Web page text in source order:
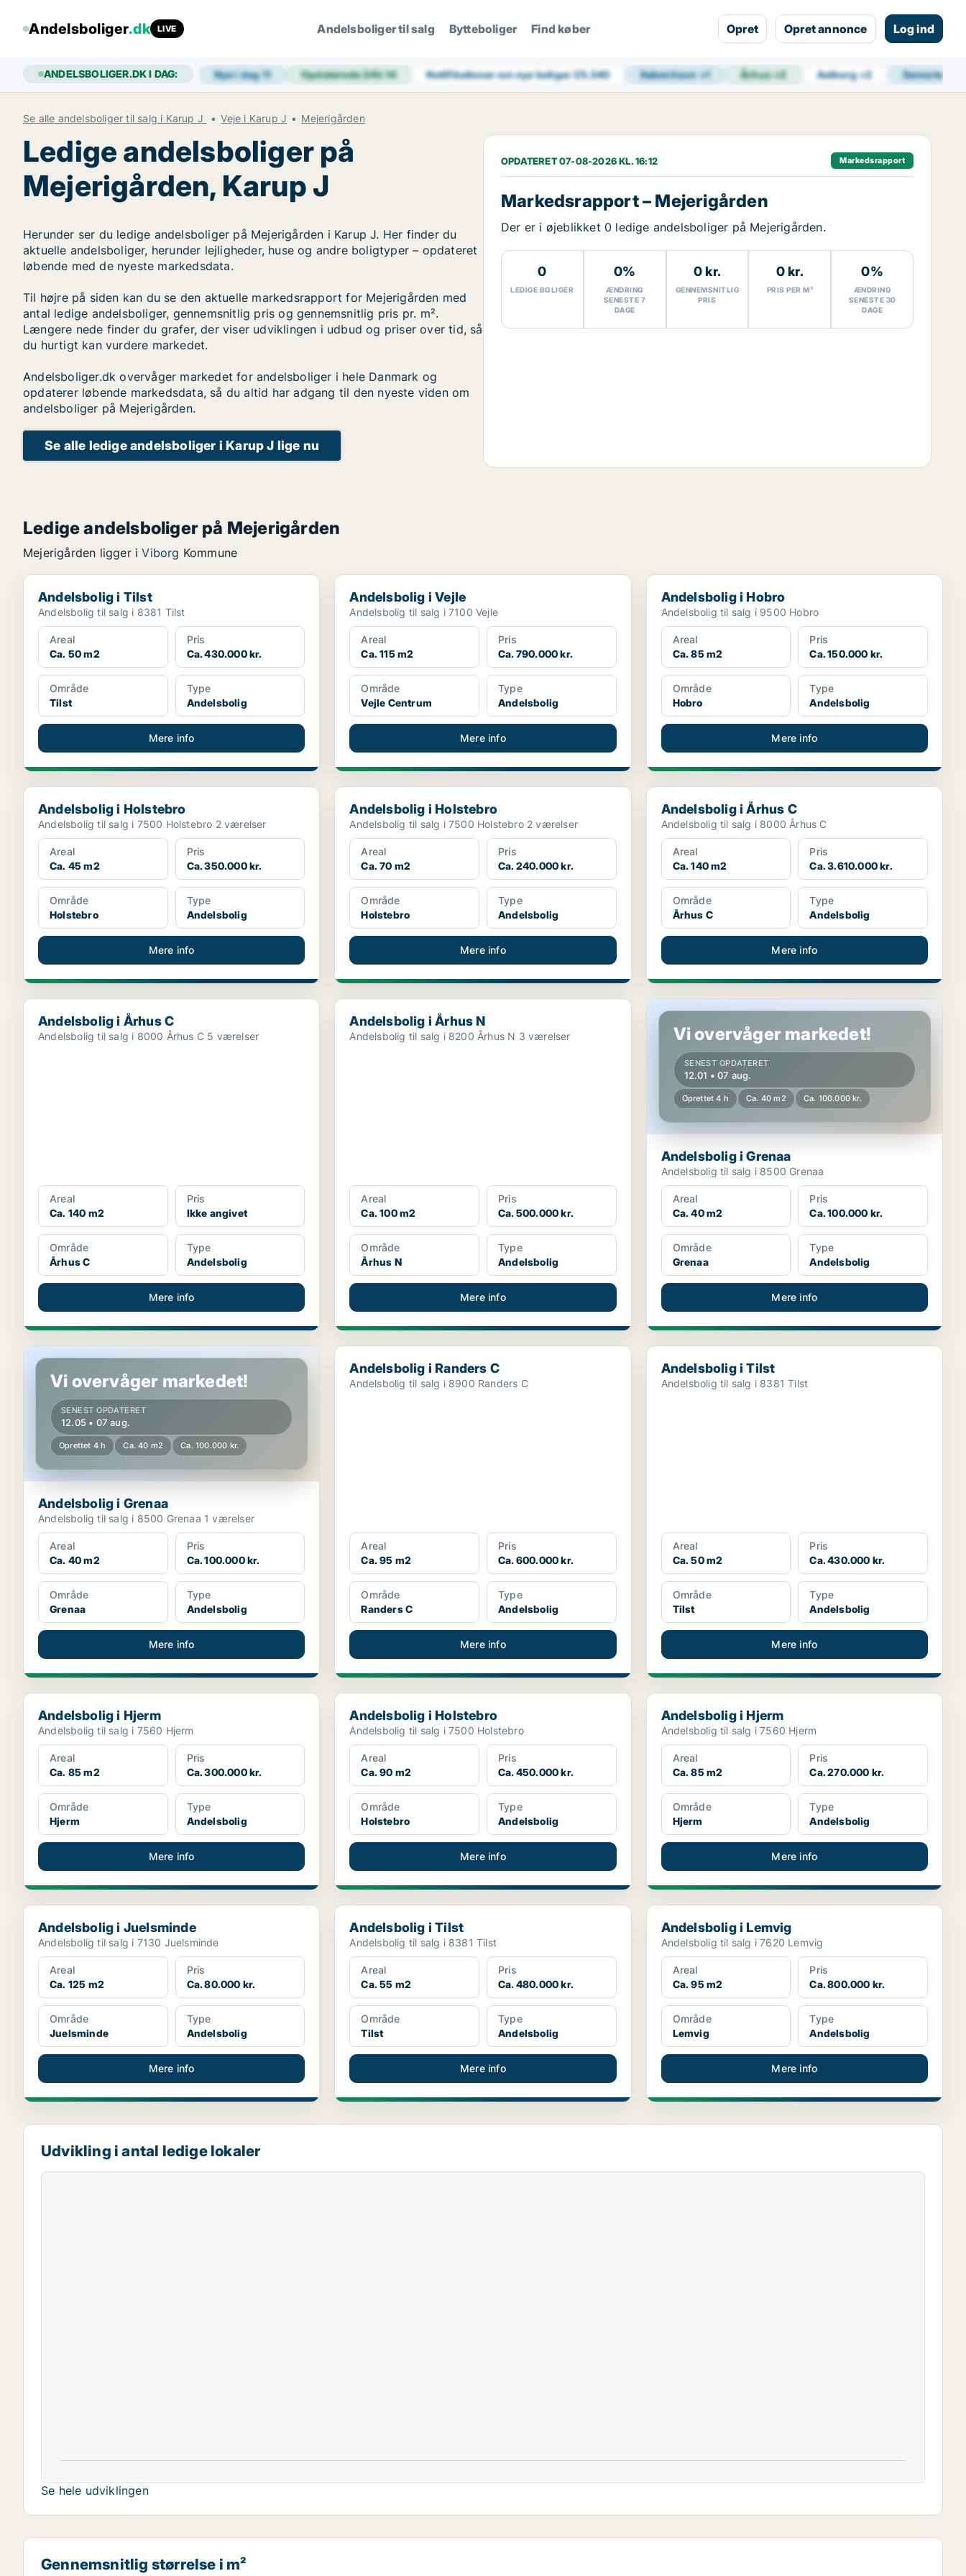
Andelsboliger.dk LIVE Andelsboliger til salg Bytteboliger Find køber Opret Opret annonce Log ind
ANDELSBOLIGER.DK I DAG: Nye i dag11 Opdaterede 24h14 Notifikationer om nye boliger25.340 København+1 Århus+2 Aalborg+2 Seneste
Se alle andelsboliger til salg i Karup J Veje i Karup J Mejerigården
Ledige andelsboliger på
Mejerigården, Karup J
Herunder ser du ledige andelsboliger på Mejerigården i Karup J. Her finder du
aktuelle andelsboliger, herunder lejligheder, huse og andre boligtyper – opdateret
løbende med de nyeste markedsdata.
Til højre på siden kan du se den aktuelle markedsrapport for Mejerigården med
antal ledige andelsboliger, gennemsnitlig pris og gennemsnitlig pris pr. m².
Længere nede finder du grafer, der viser udviklingen i udbud og priser over tid, så
du hurtigt kan vurdere markedet.
Andelsboliger.dk overvåger markedet for andelsboliger i hele Danmark og
opdaterer løbende markedsdata, så du altid har adgang til den nyeste viden om
andelsboliger på Mejerigården.
Se alle ledige andelsboliger i Karup J lige nu
OPDATERET 07-08-2026 KL. 16:12 Markedsrapport
Markedsrapport – Mejerigården
Der er i øjeblikket 0 ledige andelsboliger på Mejerigården.
0
LEDIGE BOLIGER
0%
ÆNDRING
SENESTE 7
DAGE
0 kr.
GENNEMSNITLIG
PRIS
0 kr.
PRIS PER M²
0%
ÆNDRING
SENESTE 30
DAGE
Ledige andelsboliger på Mejerigården
Mejerigården ligger iViborg Kommune
Andelsbolig i Tilst
Andelsbolig i Tilst
Andelsbolig til salg i 8381 Tilst
Areal
Ca. 50 m2
Pris
Ca. 430.000 kr.
Område
Tilst
Type
Andelsbolig
Mere info
Andelsbolig i Vejle
Andelsbolig i Vejle
Andelsbolig til salg i 7100 Vejle
Areal
Ca. 115 m2
Pris
Ca. 790.000 kr.
Område
Vejle Centrum
Type
Andelsbolig
Mere info
Andelsbolig i Hobro
Andelsbolig i Hobro
Andelsbolig til salg i 9500 Hobro
Areal
Ca. 85 m2
Pris
Ca. 150.000 kr.
Område
Hobro
Type
Andelsbolig
Mere info
Andelsbolig i Holstebro
Andelsbolig i Holstebro
Andelsbolig til salg i 7500 Holstebro 2 værelser
Areal
Ca. 45 m2
Pris
Ca. 350.000 kr.
Område
Holstebro
Type
Andelsbolig
Mere info
Andelsbolig i Holstebro
Andelsbolig i Holstebro
Andelsbolig til salg i 7500 Holstebro 2 værelser
Areal
Ca. 70 m2
Pris
Ca. 240.000 kr.
Område
Holstebro
Type
Andelsbolig
Mere info
Andelsbolig i Århus C
Andelsbolig i Århus C
Andelsbolig til salg i 8000 Århus C
Areal
Ca. 140 m2
Pris
Ca. 3.610.000 kr.
Område
Århus C
Type
Andelsbolig
Mere info
Andelsbolig i Århus C
Andelsbolig i Århus C
Andelsbolig til salg i 8000 Århus C 5 værelser
Areal
Ca. 140 m2
Pris
Ikke angivet
Område
Århus C
Type
Andelsbolig
Mere info
Andelsbolig i Århus N
Andelsbolig i Århus N
Andelsbolig til salg i 8200 Århus N 3 værelser
Areal
Ca. 100 m2
Pris
Ca. 500.000 kr.
Område
Århus N
Type
Andelsbolig
Mere info
Andelsbolig i Grenaa
Vi overvåger markedet!
SENEST OPDATERET
12.01 • 07 aug.
Oprettet 4 h Ca. 40 m2 Ca. 100.000 kr.
Andelsbolig i Grenaa
Andelsbolig til salg i 8500 Grenaa
Areal
Ca. 40 m2
Pris
Ca. 100.000 kr.
Område
Grenaa
Type
Andelsbolig
Mere info
Andelsbolig i Grenaa
Vi overvåger markedet!
SENEST OPDATERET
12.05 • 07 aug.
Oprettet 4 h Ca. 40 m2 Ca. 100.000 kr.
Andelsbolig i Grenaa
Andelsbolig til salg i 8500 Grenaa 1 værelser
Areal
Ca. 40 m2
Pris
Ca. 100.000 kr.
Område
Grenaa
Type
Andelsbolig
Mere info
Andelsbolig i Randers C
Andelsbolig i Randers C
Andelsbolig til salg i 8900 Randers C
Areal
Ca. 95 m2
Pris
Ca. 600.000 kr.
Område
Randers C
Type
Andelsbolig
Mere info
Andelsbolig i Tilst
Andelsbolig i Tilst
Andelsbolig til salg i 8381 Tilst
Areal
Ca. 50 m2
Pris
Ca. 430.000 kr.
Område
Tilst
Type
Andelsbolig
Mere info
Andelsbolig i Hjerm
Andelsbolig i Hjerm
Andelsbolig til salg i 7560 Hjerm
Areal
Ca. 85 m2
Pris
Ca. 300.000 kr.
Område
Hjerm
Type
Andelsbolig
Mere info
Andelsbolig i Holstebro
Andelsbolig i Holstebro
Andelsbolig til salg i 7500 Holstebro
Areal
Ca. 90 m2
Pris
Ca. 450.000 kr.
Område
Holstebro
Type
Andelsbolig
Mere info
Andelsbolig i Hjerm
Andelsbolig i Hjerm
Andelsbolig til salg i 7560 Hjerm
Areal
Ca. 85 m2
Pris
Ca. 270.000 kr.
Område
Hjerm
Type
Andelsbolig
Mere info
Andelsbolig i Juelsminde
Andelsbolig i Juelsminde
Andelsbolig til salg i 7130 Juelsminde
Areal
Ca. 125 m2
Pris
Ca. 80.000 kr.
Område
Juelsminde
Type
Andelsbolig
Mere info
Andelsbolig i Tilst
Andelsbolig i Tilst
Andelsbolig til salg i 8381 Tilst
Areal
Ca. 55 m2
Pris
Ca. 480.000 kr.
Område
Tilst
Type
Andelsbolig
Mere info
Andelsbolig i Lemvig
Andelsbolig i Lemvig
Andelsbolig til salg i 7620 Lemvig
Areal
Ca. 95 m2
Pris
Ca. 800.000 kr.
Område
Lemvig
Type
Andelsbolig
Mere info
Udvikling i antal ledige lokaler
Se hele udviklingen
Gennemsnitlig størrelse i m²